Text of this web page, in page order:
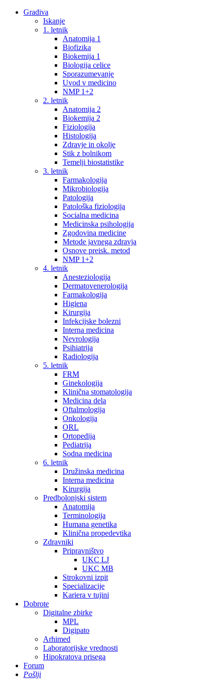
Gradiva
Iskanje
1. letnik
Anatomija 1
Biofizika
Biokemija 1
Biologija celice
Sporazumevanje
Uvod v medicino
NMP 1+2
2. letnik
Anatomija 2
Biokemija 2
Fiziologija
Histologija
Zdravje in okolje
Stik z bolnikom
Temelji biostatistike
3. letnik
Farmakologija
Mikrobiologija
Patologija
Patološka fiziologija
Socialna medicina
Medicinska psihologija
Zgodovina medicine
Metode javnega zdravja
Osnove preisk. metod
NMP 1+2
4. letnik
Anesteziologija
Dermatovenerologija
Farmakologija
Higiena
Kirurgija
Infekcijske bolezni
Interna medicina
Nevrologija
Psihiatrija
Radiologija
5. letnik
FRM
Ginekologija
Klinična stomatologija
Medicina dela
Oftalmologija
Onkologija
ORL
Ortopedija
Pediatrija
Sodna medicina
6. letnik
Družinska medicina
Interna medicina
Kirurgija
Predbolonjski sistem
Anatomija
Terminologija
Humana genetika
Klinična propedevtika
Zdravniki
Pripravništvo
UKC LJ
UKC MB
Strokovni izpit
Specializacije
Kariera v tujini
Dobrote
Digitalne zbirke
MPL
Digipato
Arhimed
Laboratorijske vrednosti
Hipokratova prisega
Forum
Pošlji